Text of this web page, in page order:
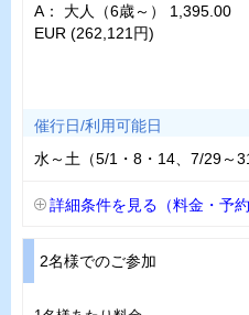
A： 大人（6歳～） 1,395.00
EUR (262,121円)
催行日/利用可能日
水～土（5/1・8・14、7/29～
詳細条件を見る（料金・予
2名様でのご参加